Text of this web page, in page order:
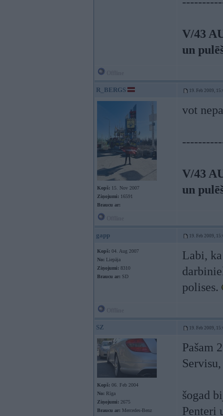
V/43
un
R_BERGS 19. Feb 2009,
Kopš: 15. Nov 2007
Ziņojumi: 16591
Braucu ar:
vot
V/43
un
gapp 19. Feb 2009,
Kopš: 04. Aug 2007
No: Liepāja
Ziņojumi: 8310
Braucu ar: SD
Labi,
polises.
SZ 19. Feb 2009,
Kopš: 06. Feb 2004
No: Rīga
Ziņojumi: 2675
Braucu ar: Mercedes-Benz
Pašam
šogad
Penteri